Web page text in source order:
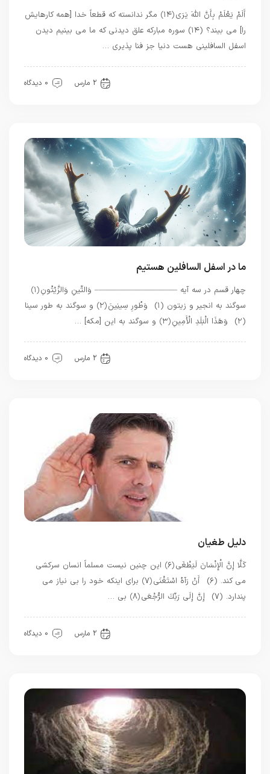
أَلَمْ يَعْلَمْ بِأَنَّ اللَّهَ يَرَى ﴿۱۴﴾ مگر ندانسته که قطعاً خدا [همه کارهایش
را] می بیند؟ (۱۴) سوره مبارکه علق دیدنی که ما می بینیم دیدن
اسفل السافلینی هست دنیا جز فنا پذیری …
2 مارس 0 دیدگاه
ما در اسفل السافلین هستیم
چهار قسم در سه آیه ——————————– وَالتِّينِ وَالزَّيْتُونِ ﴿۱﴾
سوگند به انجیر و زیتون (۱) وَطُورِ سِينِينَ ﴿۲﴾ و سوگند به طور سینا
(۲) وَهَذَا الْبَلَدِ الْأَمِينِ ﴿۳﴾ و سوگند به این [مکه] …
2 مارس 0 دیدگاه
دلیل طغیان
كَلَّا إِنَّ الْإِنْسَانَ لَيَطْغَى ﴿۶﴾ این چنین نیست مسلماً انسان سرکشی
می کند. (۶) أَنْ رَآهُ اسْتَغْنَى ﴿۷﴾ برای اینکه خود را بی نیاز می
پندارد. (۷) إِنَّ إِلَى رَبِّكَ الرُّجْعَى ﴿۸﴾ بی …
2 مارس 0 دیدگاه